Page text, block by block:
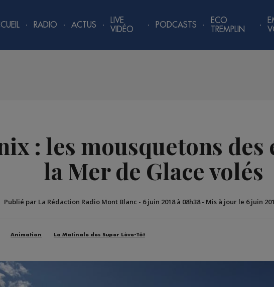
RADIO ACTUS
LIVE
VIDÉO
PODCASTS
ECO
TREMPLIN
: les mousquetons des
la Mer de Glace volés
Publié par La Rédaction Radio Mont Blanc - 6 juin 2018 à 08h38- Mis à jour le 6 juin
Animation La Matinale des Super Lève-Tôt